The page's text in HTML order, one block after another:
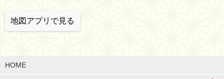
地図アプリで見る
HOME